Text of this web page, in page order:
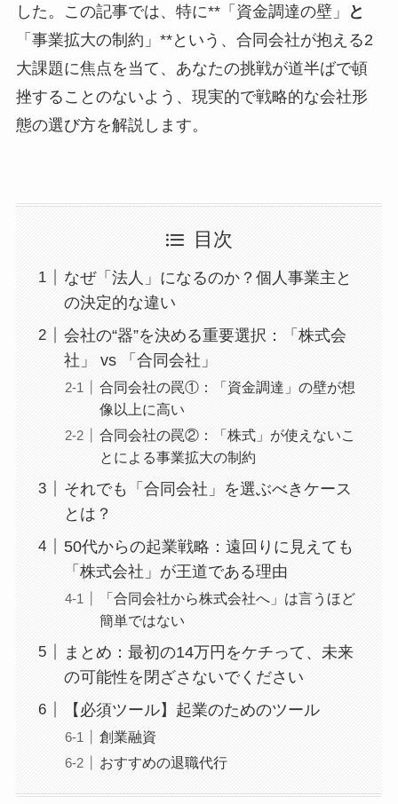
した。この記事では、特に**「資金調達の壁」
と
「事業拡大の制約」**という、合同会社が抱える2
大課題に焦点を当て、あなたの挑戦が道半ばで頓
挫することのないよう、現実的で戦略的な会社形
態の選び方を解説します。
目次
なぜ「法人」になるのか？個人事業主と
の決定的な違い
会社の“器”を決める重要選択：「株式会
社」 vs 「合同会社」
合同会社の罠①：「資金調達」の壁が想
像以上に高い
合同会社の罠②：「株式」が使えないこ
とによる事業拡大の制約
それでも「合同会社」を選ぶべきケース
とは？
50代からの起業戦略：遠回りに見えても
「株式会社」が王道である理由
「合同会社から株式会社へ」は言うほど
簡単ではない
まとめ：最初の14万円をケチって、未来
の可能性を閉ざさないでください
【必須ツール】起業のためのツール
創業融資
おすすめの退職代行